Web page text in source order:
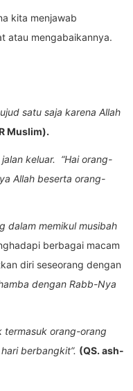
kita menjawab
atau mengabaikannya.
satu saja karena Allah
Muslim).
keluar. “Hai orang-
Allah beserta orang-
dalam memikul musibah
berbagai macam
diri seseorang dengan
dengan Rabb-Nya
termasuk orang-orang
berbangkit”. (QS. ash-